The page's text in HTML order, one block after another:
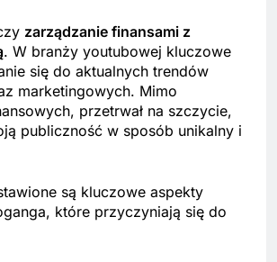
zarządzanie finansami z
. W branży youtubowej kluczowe
się do aktualnych trendów
marketingowych. Mimo
przetrwał na szczycie,
publiczność w sposób unikalny i
są kluczowe aspekty
które przyczyniają się do